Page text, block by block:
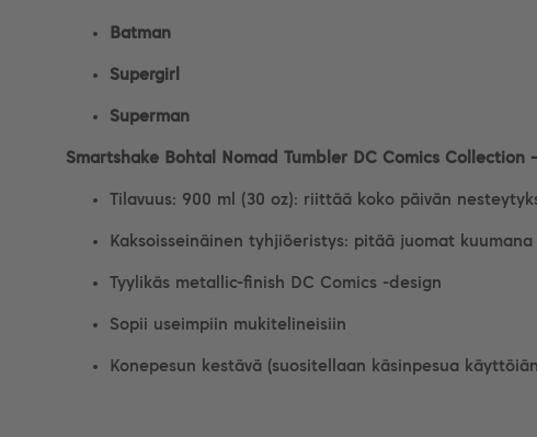
Batman
Supergirl
Superman
Smartshake Bohtal Nomad Tumbler DC Comics Collection
Tilavuus: 900 ml (30 oz): riittää koko päivän
Kaksoisseinäinen tyhjiöeristys: pitää juomat
Tyylikäs metallic-finish DC Comics -design
Sopii useimpiin mukitelineisiin
Konepesun kestävä (suositellaan käsinpesua